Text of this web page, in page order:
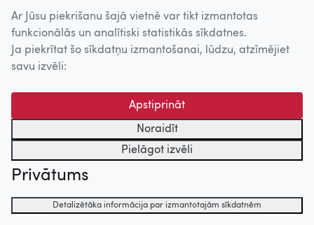
Ar Jūsu piekrišanu šajā vietnē var tikt izmantotas
funkcionālās un analītiski statistikās sīkdatnes.
Ja piekrītat šo sīkdatņu izmantošanai, lūdzu, atzīmējiet
savu izvēli:
Apstiprināt
Noraidīt
Pielāgot izvēli
Privātums
Detalizētāka informācija par izmantotajām sīkdatnēm